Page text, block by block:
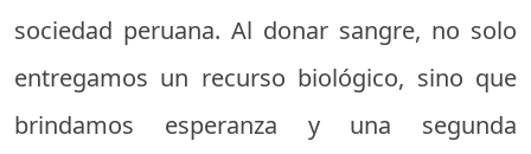
sociedad peruana. Al donar sangre, no solo
entregamos un recurso biológico, sino que
brindamos esperanza y una segunda